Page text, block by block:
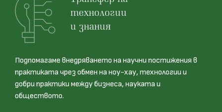
технологии
и знания
Подпомагаме внедряването на научни постижения в
практиката чрез обмен на ноу-хау, технологии и
добри практики между бизнеса, науката и
обществото.